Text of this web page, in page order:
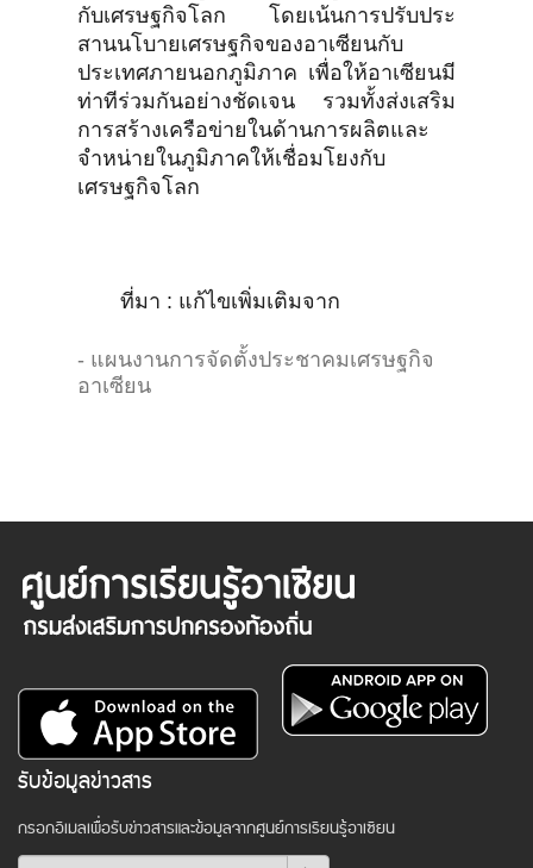
กับเศรษฐกิจโลก โดยเน้นการปรับประ
สานนโบายเศรษฐกิจของอาเซียนกับ
ประเทศภายนอกภูมิภาค เพื่อให้อาเซียนมี
ท่าทีร่วมกันอย่างชัดเจน รวมทั้งส่งเสริม
การสร้างเครือข่ายในด้านการผลิตและ
จำหน่ายในภูมิภาคให้เชื่อมโยงกับ
เศรษฐกิจโลก
ที่มา : แก้ไขเพิ่มเติมจาก
- แผนงานการจัดตั้งประชาคมเศรษฐกิจ
อาเซียน
รับข้อมูลข่าวสาร
กรอกอีเมลเพื่อรับข่าวสารและข้อมูลจากศูนย์การเรียนรู้อาเซียน